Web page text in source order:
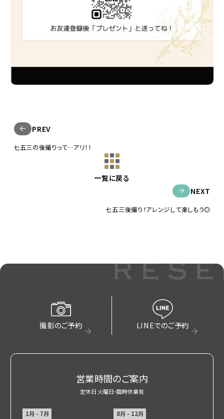
PREV
七五三の後撮りって…アリ！！
一覧に戻る
NEXT
七五三後撮り！アレンジして楽しもう◎
撮影のご予約 LINEでのご予約
営業時間のご案内
定休日 火曜日・臨時休業有
1月 - 7月
8月 - 12月